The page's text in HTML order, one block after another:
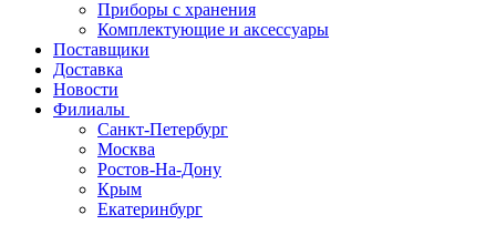
Приборы с хранения
Комплектующие и аксессуары
Поставщики
Доставка
Новости
Филиалы
Санкт-Петербург
Москва
Ростов-На-Дону
Крым
Екатеринбург